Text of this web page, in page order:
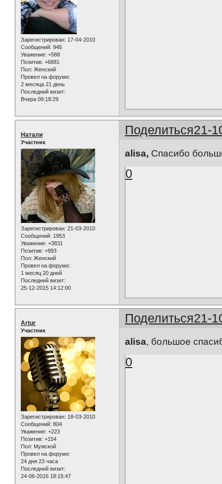
Зарегистрирован: 17-04-2010
Сообщений: 945
Уважение: +588
Позитив: +6881
Пол: Женский
Провел на форуме:
2 месяца 21 день
Последний визит:
Вчера 09:18:29
Поделиться21-
Натали
Участник
Зарегистрирован: 21-03-2010
Сообщений: 1953
Уважение: +3831
Позитив: +993
Пол: Женский
Провел на форуме:
1 месяц 20 дней
Последний визит:
25-12-2015 14:12:00
alisa, Спасибо
0
Поделиться21-
Artur
Участник
Зарегистрирован: 18-03-2010
Сообщений: 804
Уважение: +223
Позитив: +154
Пол: Мужской
Провел на форуме:
24 дня 23 часа
Последний визит:
24-06-2016 18:15:47
alisa, большое
0